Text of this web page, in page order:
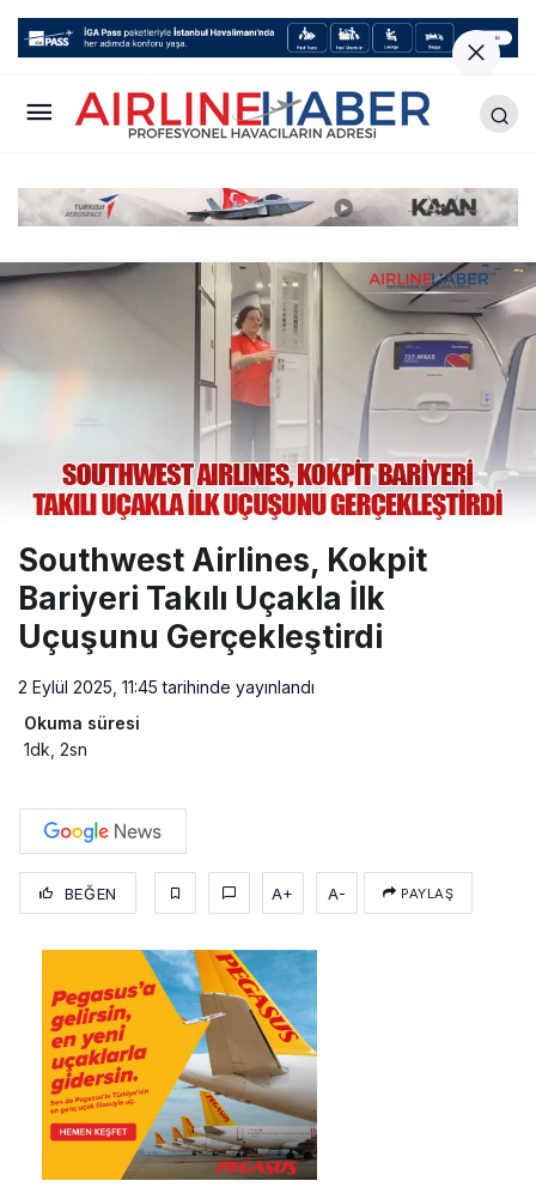
Southwest Airlines, Kokpit
Bariyeri Takılı Uçakla İlk
Uçuşunu Gerçekleştirdi
2 Eylül 2025, 11:45 tarihinde yayınlandı
Okuma süresi
1dk, 2sn
BEĞEN A+ A- PAYLAŞ